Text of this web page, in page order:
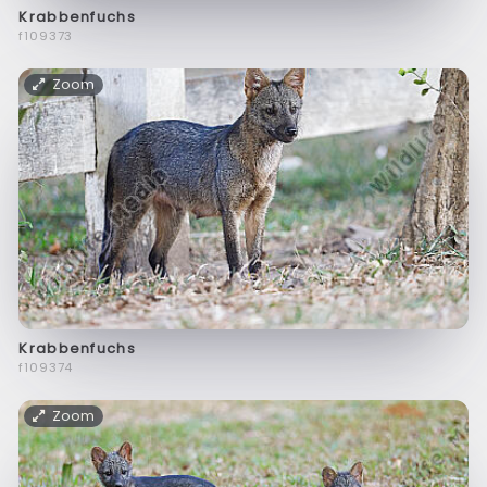
Krabbenfuchs
f109373
Zoom
Krabbenfuchs
f109374
Zoom